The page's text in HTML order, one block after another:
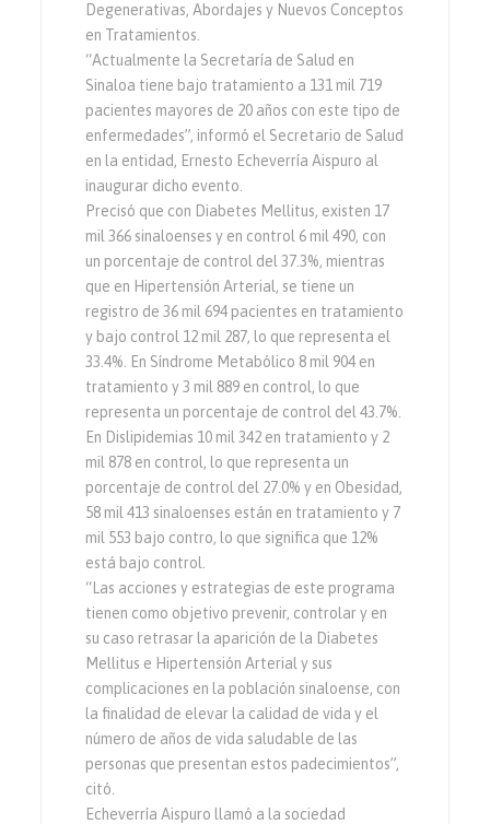
Degenerativas, Abordajes y Nuevos Conceptos
en Tratamientos.
“Actualmente la Secretaría de Salud en
Sinaloa tiene bajo tratamiento a 131 mil 719
pacientes mayores de 20 años con este tipo de
enfermedades”, informó el Secretario de Salud
en la entidad, Ernesto Echeverría Aispuro al
inaugurar dicho evento.
Precisó que con Diabetes Mellitus, existen 17
mil 366 sinaloenses y en control 6 mil 490, con
un porcentaje de control del 37.3%, mientras
que en Hipertensión Arterial, se tiene un
registro de 36 mil 694 pacientes en tratamiento
y bajo control 12 mil 287, lo que representa el
33.4%. En Síndrome Metabólico 8 mil 904 en
tratamiento y 3 mil 889 en control, lo que
representa un porcentaje de control del 43.7%.
En Dislipidemias 10 mil 342 en tratamiento y 2
mil 878 en control, lo que representa un
porcentaje de control del 27.0% y en Obesidad,
58 mil 413 sinaloenses están en tratamiento y 7
mil 553 bajo contro, lo que significa que 12%
está bajo control.
“Las acciones y estrategias de este programa
tienen como objetivo prevenir, controlar y en
su caso retrasar la aparición de la Diabetes
Mellitus e Hipertensión Arterial y sus
complicaciones en la población sinaloense, con
la finalidad de elevar la calidad de vida y el
número de años de vida saludable de las
personas que presentan estos padecimientos”,
citó.
Echeverría Aispuro llamó a la sociedad